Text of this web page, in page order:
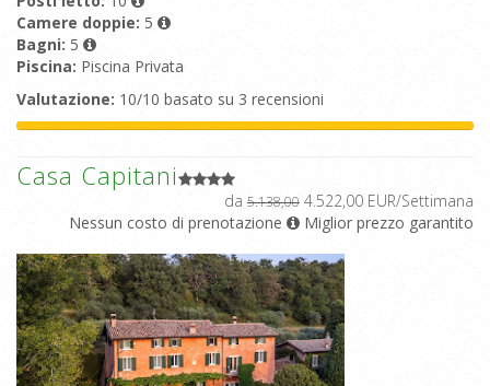
Camere doppie: 5
Bagni: 5
Piscina: Piscina Privata
Valutazione: 10/10 basato su 3 recensioni
Casa Capitani
da 5.138,00 4.522,00 EUR/Settimana
Nessun costo di prenotazione
Miglior prezzo garantito